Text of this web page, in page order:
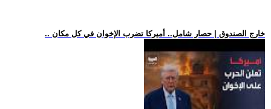
.. خارج الصندوق | حصار شامل.. أميركا تضرب الإخوان في كل مكان